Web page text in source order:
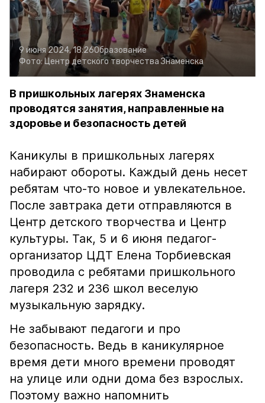
9 июня 2024, 18:26Образование
Фото:Центр детского творчества Знаменска
В пришкольных лагерях Знаменска
проводятся занятия, направленные на
здоровье и безопасность детей
Каникулы в пришкольных лагерях
набирают обороты. Каждый день несет
ребятам что-то новое и увлекательное.
После завтрака дети отправляются в
Центр детского творчества и Центр
культуры. Так, 5 и 6 июня педагог-
организатор ЦДТ Елена Торбиевская
проводила с ребятами пришкольного
лагеря 232 и 236 школ веселую
музыкальную зарядку.
Не забывают педагоги и про
безопасность. Ведь в каникулярное
время дети много времени проводят
на улице или одни дома без взрослых.
Поэтому важно напомнить